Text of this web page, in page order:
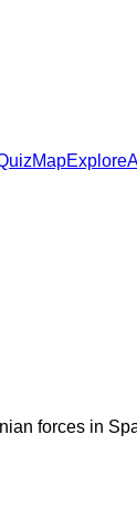
MapExplore
forces in